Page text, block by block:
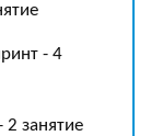
- 4
занятие